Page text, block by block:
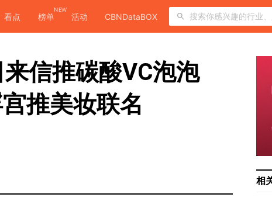
看点 榜单
NEW
活动 CBNDataBOX
信推碳酸VC泡泡
推美妆联名
相